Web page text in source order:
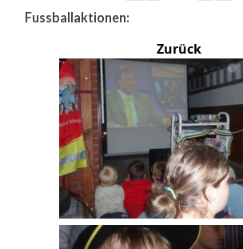
Fussballaktionen:
Zurück